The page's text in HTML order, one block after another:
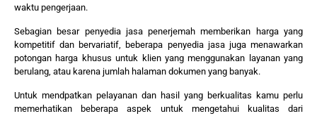
waktu pengerjaan.
Sebagian besar penyedia jasa penerjemah memberikan harga yang
kompetitif dan bervariatif, beberapa penyedia jasa juga menawarkan
potongan harga khusus untuk klien yang menggunakan layanan yang
berulang, atau karena jumlah halaman dokumen yang banyak.
Untuk mendpatkan pelayanan dan hasil yang berkualitas kamu perlu
memerhatikan beberapa aspek untuk mengetahui kualitas dari